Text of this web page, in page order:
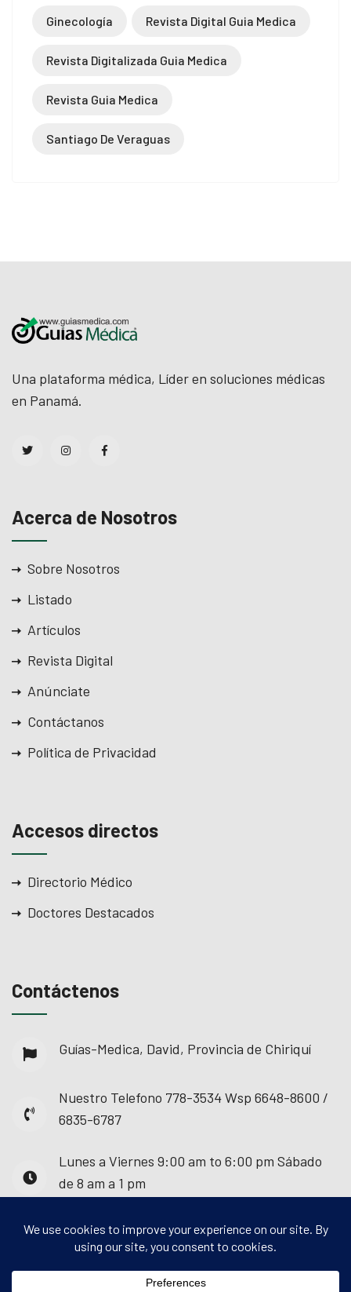
Ginecología Revista Digital Guia Medica
Revista Digitalizada Guia Medica
Revista Guia Medica
Santiago De Veraguas
Una plataforma médica, Líder en soluciones médicas
en Panamá.
Acerca de Nosotros
Sobre Nosotros
Listado
Artículos
Revista Digital
Anúnciate
Contáctanos
Política de Privacidad
Accesos directos
Directorio Médico
Doctores Destacados
Contáctenos
Guías-Medica, David, Provincia de Chiriquí
Nuestro Telefono 778-3534 Wsp 6648-8600 /
6835-6787
Lunes a Viernes 9:00 am to 6:00 pm Sábado
de 8 am a 1 pm